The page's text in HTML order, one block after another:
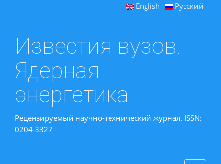
English Русский
Известия вузов.
Ядерная
энергетика
Рецензируемый научно-технический журнал. ISSN:
0204-3327